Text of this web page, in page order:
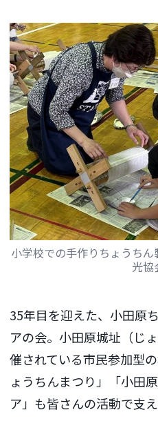
小学校での手作りちょうち
光協
35年目を迎えた、小田原
アの会。小田原城址（じ
催されている市民参加型
ょうちんまつり」「小田
ア」も皆さんの活動で支え